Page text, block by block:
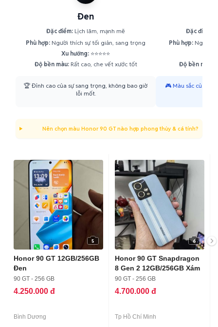
Đen
Đặc điểm: Lịch lãm, mạnh mẽ
Phù hợp: Người thích sự tối giản, sang trọng
Xu hướng: ⭐⭐⭐⭐⭐
Độ bền màu:Rất cao, che vết xước tốt
🏆 Đỉnh cao của sự sang trọng, không bao giờ
lỗi mốt.
Đặc điểm:
Phù hợp:Người
Độ bền màu:
🎮 Màu sắc của
Nên chọn màu Honor 90 GT nào hợp phong thủy & cá tính?
5
Honor 90 GT 12GB/256GB
Đen
90 GT - 256 GB
4.250.000 đ
Bình Dương
6
Honor 90 GT Snapdragon
8 Gen 2 12GB/256GB Xám
90 GT - 256 GB
4.700.000 đ
Tp Hồ Chí Minh